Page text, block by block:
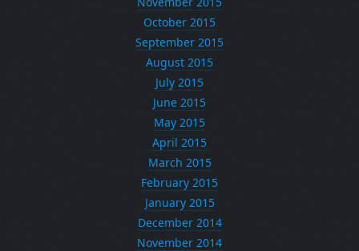
October 2015
September 2015
August 2015
July 2015
June 2015
May 2015
April 2015
March 2015
February 2015
January 2015
December 2014
November 2014